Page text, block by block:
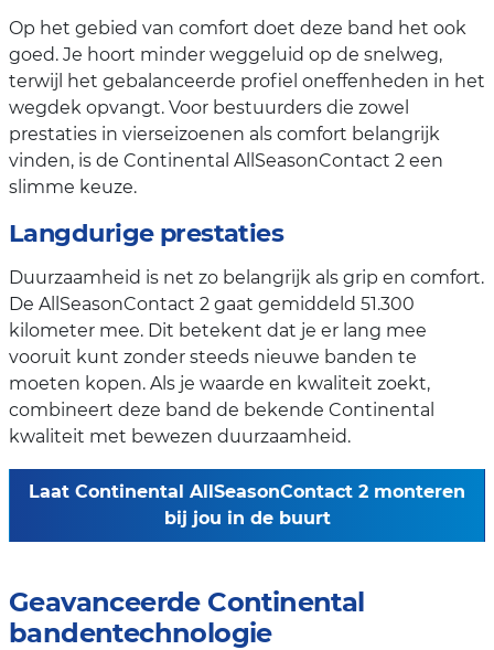
Op het gebied van comfort doet deze band het ook
goed. Je hoort minder weggeluid op de snelweg,
terwijl het gebalanceerde profiel oneffenheden in het
wegdek opvangt. Voor bestuurders die zowel
prestaties in vierseizoenen als comfort belangrijk
vinden, is de Continental AllSeasonContact 2 een
slimme keuze.
Langdurige prestaties
Duurzaamheid is net zo belangrijk als grip en comfort.
De AllSeasonContact 2 gaat gemiddeld 51.300
kilometer mee. Dit betekent dat je er lang mee
vooruit kunt zonder steeds nieuwe banden te
moeten kopen. Als je waarde en kwaliteit zoekt,
combineert deze band de bekende Continental
kwaliteit met bewezen duurzaamheid.
Laat Continental AllSeasonContact 2 monteren
bij jou in de buurt
Geavanceerde Continental
bandentechnologie